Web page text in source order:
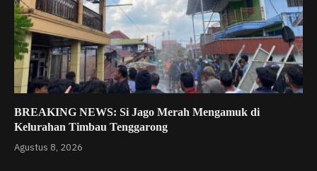
BREAKING NEWS: Si Jago Merah Mengamuk di
Kelurahan Timbau Tenggarong
Agustus 8, 2026